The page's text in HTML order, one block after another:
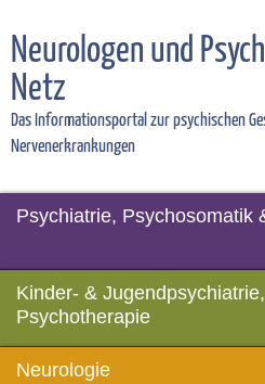
Neurologen und
Netz
Das Informationsportal zur psychischen
Nervenerkrankungen
Psychiatrie, Psychosomatik
Kinder- &
Psychotherapie
Neurologie